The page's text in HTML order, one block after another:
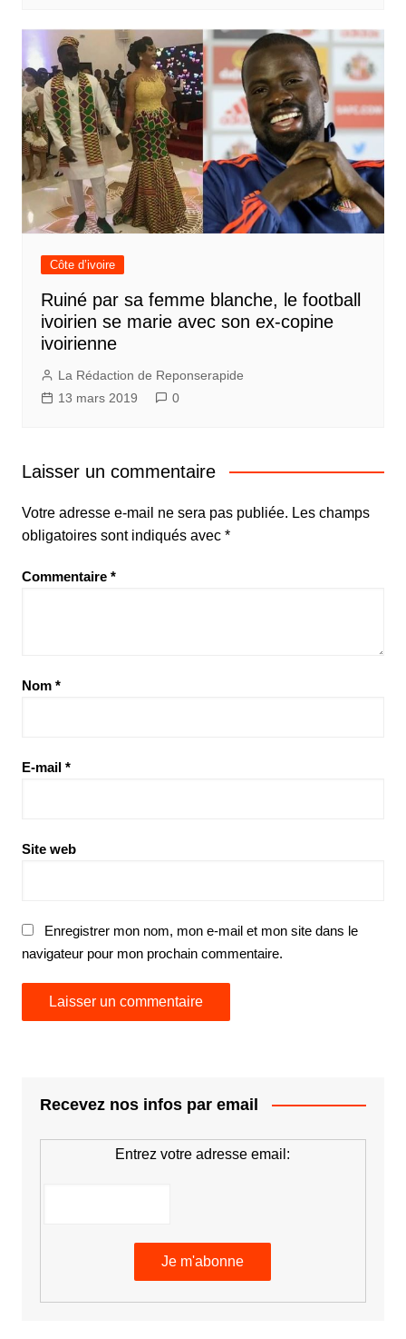
Côte d’ivoire
Ruiné par sa femme blanche, le football
ivoirien se marie avec son ex-copine
ivoirienne
La Rédaction de Reponserapide
13 mars 2019
0
Laisser un commentaire
Votre adresse e-mail ne sera pas publiée. Les champs
obligatoires sont indiqués avec *
Commentaire *
Nom *
E-mail *
Site web
Enregistrer mon nom, mon e-mail et mon site dans le
navigateur pour mon prochain commentaire.
Recevez nos infos par email
Entrez votre adresse email: